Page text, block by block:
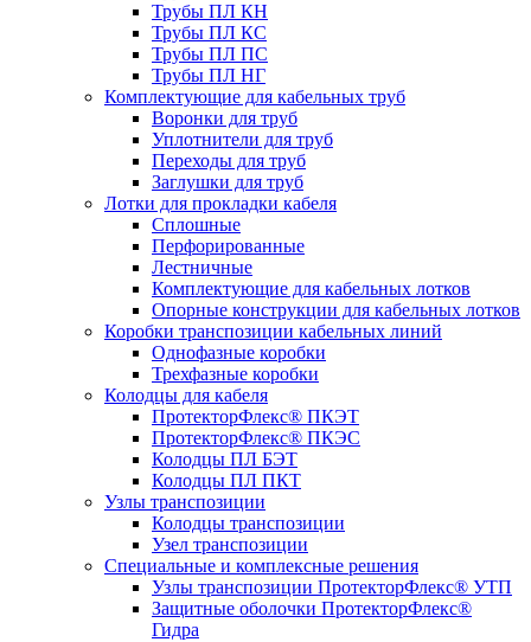
Трубы ПЛ КН
Трубы ПЛ КС
Трубы ПЛ ПС
Трубы ПЛ НГ
Комплектующие для кабельных труб
Воронки для труб
Уплотнители для труб
Переходы для труб
Заглушки для труб
Лотки для прокладки кабеля
Сплошные
Перфорированные
Лестничные
Комплектующие для кабельных лотков
Опорные конструкции для кабельных лотков
Коробки транспозиции кабельных линий
Однофазные коробки
Трехфазные коробки
Колодцы для кабеля
ПротекторФлекс® ПКЭТ
ПротекторФлекс® ПКЭС
Колодцы ПЛ БЭТ
Колодцы ПЛ ПКТ
Узлы транспозиции
Колодцы транспозиции
Узел транспозиции
Специальные и комплексные решения
Узлы транспозиции ПротекторФлекс® УТП
Защитные оболочки ПротекторФлекс®
Гидра